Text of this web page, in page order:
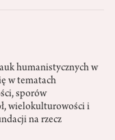
humanistycznych w
w tematach
sporów
wielokulturowości i
na rzecz